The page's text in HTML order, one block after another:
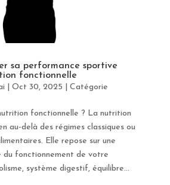
sa performance sportive
fonctionnelle
Oct 30, 2025 Catégorie
fonctionnelle ? La nutrition
au-delà des régimes classiques ou
Elle repose sur une
du fonctionnement de votre
système digestif, équilibre...